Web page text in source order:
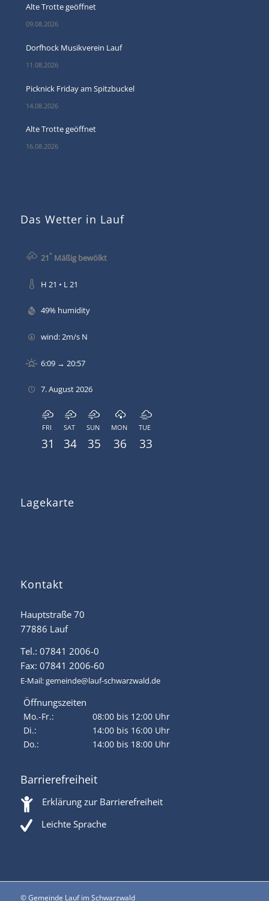
Alte Trotte geöffnet
09.08.2026
Dorfhock Musikverein Lauf
11.08.2026
Picknick Friday am Spitzbuckel
14.08.2026
Alte Trotte geöffnet
16.08.2026
Das Wetter in Lauf
21°Mäßig bewölkt
H 21 • L 21
49% humidity
wind: 2m/s N
6:09 → 20:57
7. August 2026
FRI
31
SAT
34
SUN
35
MON
36
TUE
33
Lagekarte
Kontakt
Hauptstraße 70
77886 Lauf
Tel.: 07841 2006-0
Fax: 07841 2006-60
E-Mail:gemeinde@lauf-schwarzwald.de
Öffnungszeiten
Mo.-Fr.:
08:00 bis 12:00 Uhr
Di.:
14:00 bis 16:00 Uhr
Do.:
14:00 bis 18:00 Uhr
Barrierefreiheit
Erklärung zur Barrierefreiheit
Leichte Sprache
© Gemeinde Lauf im Schwarzwald